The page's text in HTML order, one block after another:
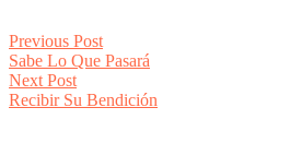
Post
navigation
Previous PostPrevious
post:
Sabe Lo Que Pasará
Next PostNext
post:
Recibir Su Bendición